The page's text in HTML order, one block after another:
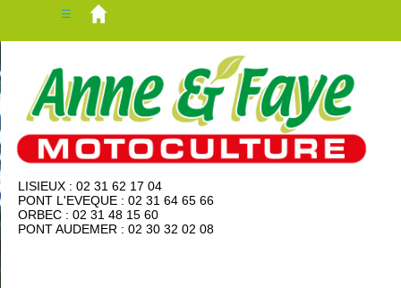
☰
LISIEUX : 02 31 62 17 04
PONT L'EVEQUE : 02 31 64 65 66
ORBEC : 02 31 48 15 60
PONT AUDEMER : 02 30 32 02 08